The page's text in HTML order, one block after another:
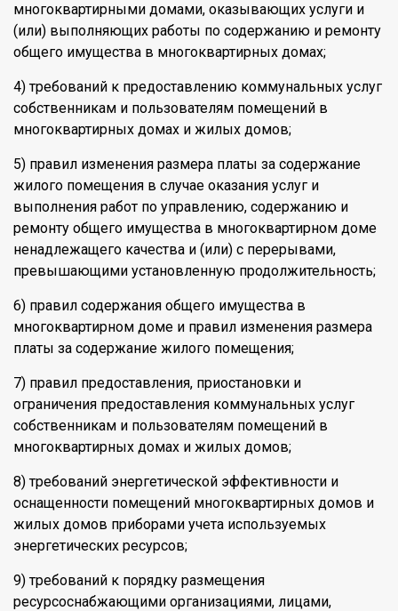
многоквартирными домами, оказывающих услуги и
(или) выполняющих работы по содержанию и ремонту
общего имущества в многоквартирных домах;
4) требований к предоставлению коммунальных услуг
собственникам и пользователям помещений в
многоквартирных домах и жилых домов;
5) правил изменения размера платы за содержание
жилого помещения в случае оказания услуг и
выполнения работ по управлению, содержанию и
ремонту общего имущества в многоквартирном доме
ненадлежащего качества и (или) с перерывами,
превышающими установленную продолжительность;
6) правил содержания общего имущества в
многоквартирном доме и правил изменения размера
платы за содержание жилого помещения;
7) правил предоставления, приостановки и
ограничения предоставления коммунальных услуг
собственникам и пользователям помещений в
многоквартирных домах и жилых домов;
8) требований энергетической эффективности и
оснащенности помещений многоквартирных домов и
жилых домов приборами учета используемых
энергетических ресурсов;
9) требований к порядку размещения
ресурсоснабжающими организациями, лицами,